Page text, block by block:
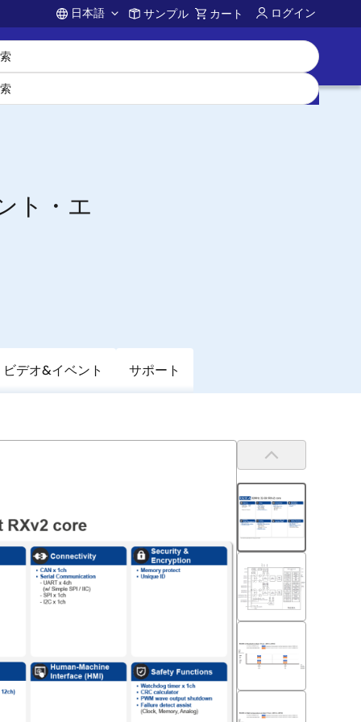
Account
日本語 サンプル カート ログイン
ト・エ
ビデオ&イベント サポート
へ